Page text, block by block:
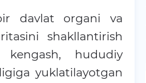
davlat organi va
shakllantirish
kengash, hududiy
yuklatilayotgan